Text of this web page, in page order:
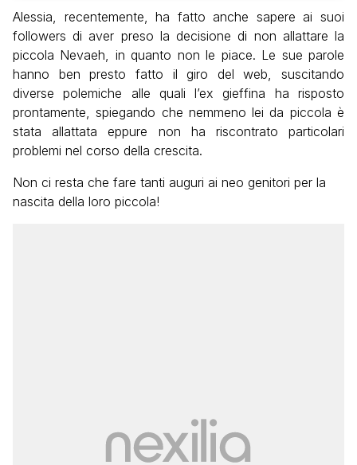
Alessia, recentemente, ha fatto anche sapere ai suoi
followers di aver preso la decisione di non allattare la
piccola Nevaeh, in quanto non le piace. Le sue parole
hanno ben presto fatto il giro del web, suscitando
diverse polemiche alle quali l’ex gieffina ha risposto
prontamente, spiegando che nemmeno lei da piccola è
stata allattata eppure non ha riscontrato particolari
problemi nel corso della crescita.
Non ci resta che fare tanti auguri ai neo genitori per la
nascita della loro piccola!